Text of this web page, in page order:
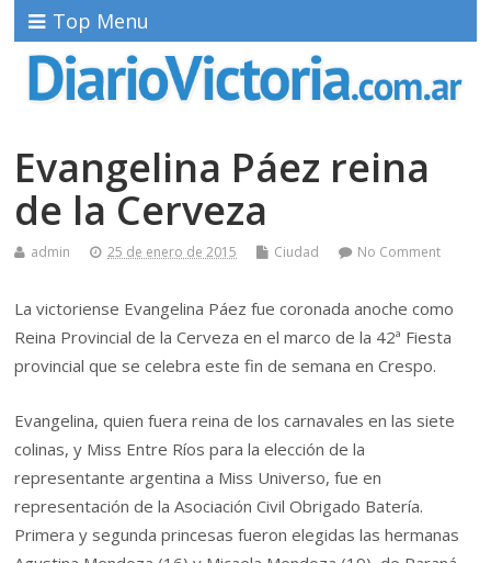
Top Menu
Evangelina Páez reina
de la Cerveza
admin 25 de enero de 2015 Ciudad No Comment
La victoriense Evangelina Páez fue coronada anoche como
Reina Provincial de la Cerveza en el marco de la 42ª Fiesta
provincial que se celebra este fin de semana en Crespo.
Evangelina, quien fuera reina de los carnavales en las siete
colinas, y Miss Entre Ríos para la elección de la
representante argentina a Miss Universo, fue en
representación de la Asociación Civil Obrigado Batería.
Primera y segunda princesas fueron elegidas las hermanas